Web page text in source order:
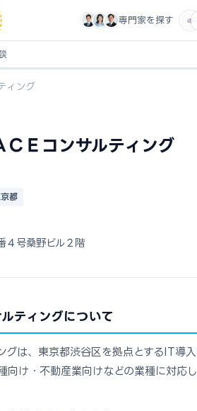
専門家を探す
ィング
ＣＥコンサルティング
都
４号桑野ビル２階
ティングについて
グは、東京都渋谷区を拠点とするIT導
向け・不動産業向けなどの業種に対応